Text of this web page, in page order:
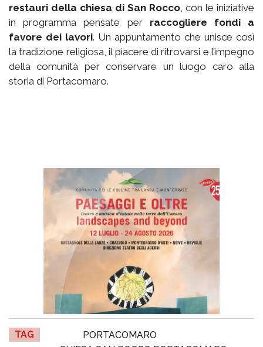
restauri della chiesa di San Rocco, con le iniziative
in programma pensate per raccogliere fondi a
favore dei lavori. Un appuntamento che unisce così
la tradizione religiosa, il piacere di ritrovarsi e l’impegno
della comunità per conservare un luogo caro alla
storia di Portacomaro.
TAG
PORTACOMARO